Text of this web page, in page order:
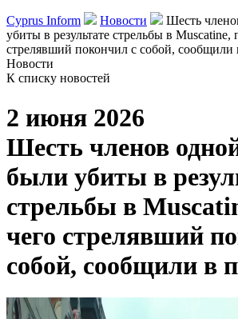
Cyprus Inform Новости
Шесть
убиты в результате стрельбы в Muscatine,
стрелявший покончил с собой, сообщили
Новости
К списку новостей
2 июня 2026
Шесть членов
были убиты в
стрельбы в
чего стрелявший
собой, сообщили в